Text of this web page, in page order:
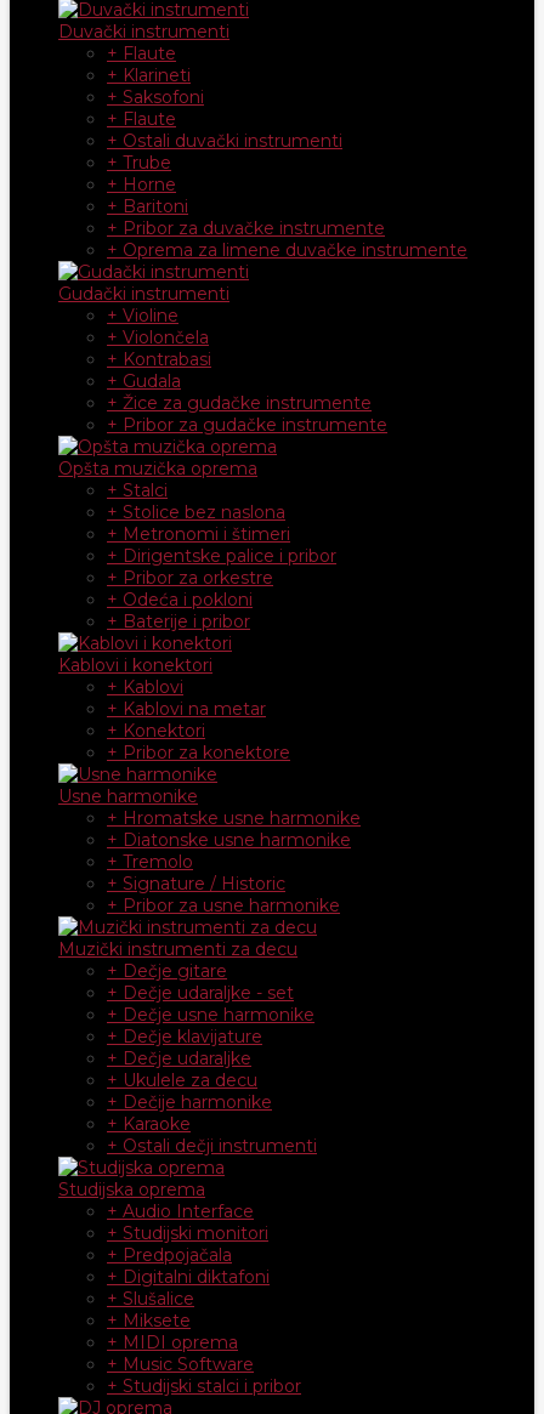
Duvački instrumenti
+ Flaute
+ Klarineti
+ Saksofoni
+ Flaute
+ Ostali duvački instrumenti
+ Trube
+ Horne
+ Baritoni
+ Pribor za duvačke instrumente
+ Oprema za limene duvačke instrumente
Gudački instrumenti
+ Violine
+ Violončela
+ Kontrabasi
+ Gudala
+ Žice za gudačke instrumente
+ Pribor za gudačke instrumente
Opšta muzička oprema
+ Stalci
+ Stolice bez naslona
+ Metronomi i štimeri
+ Dirigentske palice i pribor
+ Pribor za orkestre
+ Odeća i pokloni
+ Baterije i pribor
Kablovi i konektori
+ Kablovi
+ Kablovi na metar
+ Konektori
+ Pribor za konektore
Usne harmonike
+ Hromatske usne harmonike
+ Diatonske usne harmonike
+ Tremolo
+ Signature / Historic
+ Pribor za usne harmonike
Muzički instrumenti za decu
+ Dečje gitare
+ Dečje udaraljke - set
+ Dečje usne harmonike
+ Dečje klavijature
+ Dečje udaraljke
+ Ukulele za decu
+ Dečije harmonike
+ Karaoke
+ Ostali dečji instrumenti
Studijska oprema
+ Audio Interface
+ Studijski monitori
+ Predpojačala
+ Digitalni diktafoni
+ Slušalice
+ Miksete
+ MIDI oprema
+ Music Software
+ Studijski stalci i pribor